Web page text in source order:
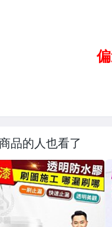
品的人也看了